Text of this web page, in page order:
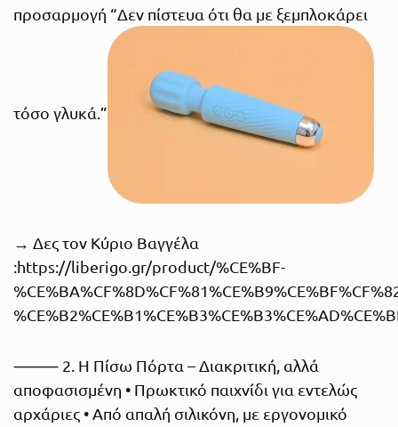
προσαρμογή “Δεν πίστευα ότι θα με ξεμπλοκάρει
τόσο γλυκά.”
→ Δες τον Κύριο Βαγγέλα
:https://liberigo.gr/product/%CE%BF-
⸻ 2. Η Πίσω Πόρτα – Διακριτική, αλλά
αποφασισμένη • Πρωκτικό παιχνίδι για εντελώς
αρχάριες • Από απαλή σιλικόνη, με εργονομικό